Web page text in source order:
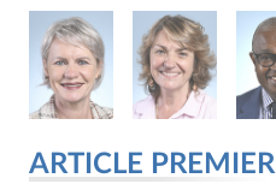
ARTICLE PREMIER